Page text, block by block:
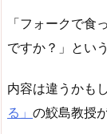
「フォークで食
ですか？」とい
内容は違うかも
る」 の鮫島教授